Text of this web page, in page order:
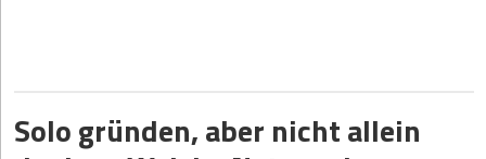
Gesellschaftsvertrag/Satzung:
Verpflichtend.
Sachgründung:
Solo gründen, aber nicht allein